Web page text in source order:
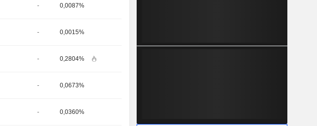
- 0,0087%
- 0,0015%
- 0,2804%
- 0,0673%
- 0,0360%